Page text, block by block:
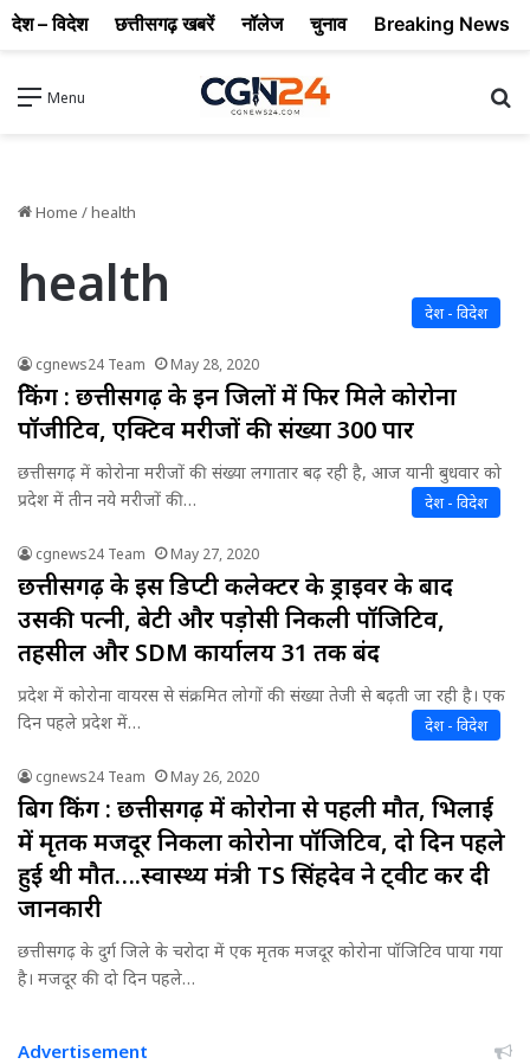
Menu
Home /health
health देश - विदेश
cgnews24 Team May 28, 2020
ब्रेकिंग : छत्तीसगढ़ के इन जिलों में फिर मिले कोरोना
पॉजीटिव, एक्टिव मरीजों की संख्या 300 पार
छत्तीसगढ़ में कोरोना मरीजों की संख्या लगातार बढ़ रही है, आज यानी बुधवार को
प्रदेश में तीन नये मरीजों की…
देश - विदेश
cgnews24 Team May 27, 2020
छत्तीसगढ़ के इस डिप्टी कलेक्टर के ड्राइवर के बाद
उसकी पत्नी, बेटी और पड़ोसी निकली पॉजिटिव,
तहसील और SDM कार्यालय 31 तक बंद
प्रदेश में कोरोना वायरस से संक्रमित लोगों की संख्या तेजी से बढ़ती जा रही है। एक
दिन पहले प्रदेश में…
देश - विदेश
cgnews24 Team May 26, 2020
बिग ब्रेकिंग : छत्तीसगढ़ में कोरोना से पहली मौत, भिलाई
में मृतक मजदूर निकला कोरोना पॉजिटिव, दो दिन पहले
हुई थी मौत….स्वास्थ्य मंत्री TS सिंहदेव ने ट्वीट कर दी
जानकारी
छत्तीसगढ़ के दुर्ग जिले के चरोदा में एक मृतक मजदूर कोरोना पॉजिटिव पाया गया
है। मजदूर की दो दिन पहले…
Advertisement
देश – विदेश छत्तीसगढ़ खबरें नॉलेज चुनाव Breaking News